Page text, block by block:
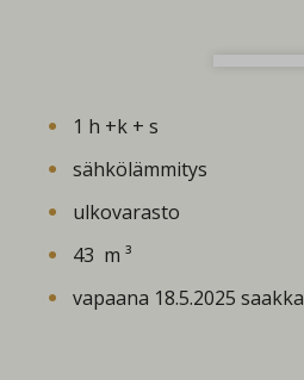
1 h +k + s
sähkölämmitys
ulkovarasto
43 m ³
vapaana 18.5.2025 saakka